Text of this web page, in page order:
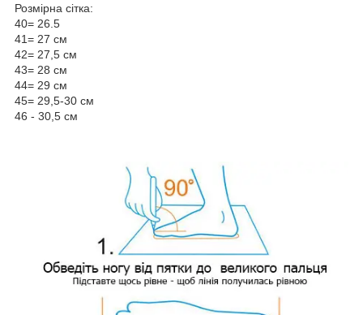
Розмірна сітка:
40= 26.5
41= 27 см
42= 27,5 см
43= 28 см
44= 29 см
45= 29,5-30 см
46 - 30,5 см